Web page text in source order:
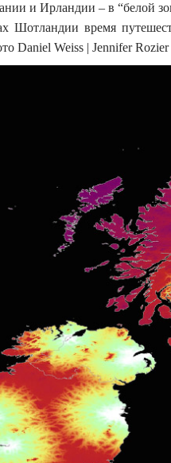
и Ирландии – в “белой
Шотландии время
Daniel Weiss | Jennifer